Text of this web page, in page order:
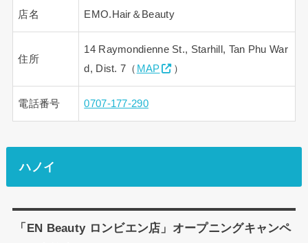
店名 EMO.Hair＆Beauty
住所
14 Raymondienne St., Starhill, Tan Phu War
d, Dist. 7（ MAP ）
電話番号 0707-177-290
ハノイ
「EN Beauty ロンビエン店」オープニングキャンペ